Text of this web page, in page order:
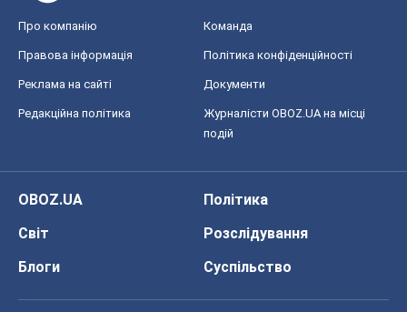
Про компанію Команда
Правова інформація Політика конфіденційності
Реклама на сайті Документи
Редакційна політика
Журналісти OBOZ.UA на місці
подій
OBOZ.UA
Політика
Світ
Розслідування
Блоги
Суспільство